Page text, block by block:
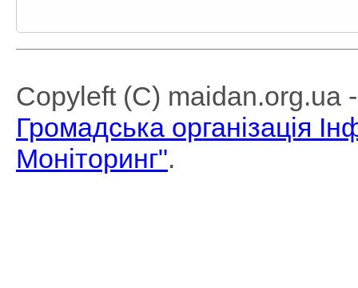
Copyleft (C) maidan.org.ua
Громадська організація
Моніторинг".